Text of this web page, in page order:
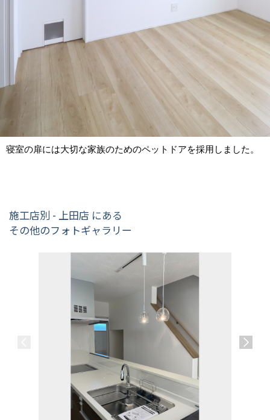
寝室の扉には大切な家族のためのペットドアを採用しました。
施工店別 - 上田店 にある
その他のフォトギャラリー